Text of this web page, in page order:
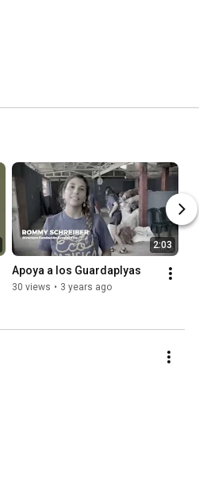
2:03
Apoya a los Guardaplyas
30 views • 3 years ago